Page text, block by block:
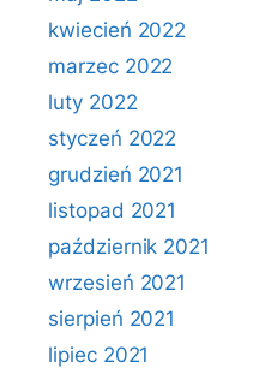
kwiecień 2022
marzec 2022
luty 2022
styczeń 2022
grudzień 2021
listopad 2021
październik 2021
wrzesień 2021
sierpień 2021
lipiec 2021